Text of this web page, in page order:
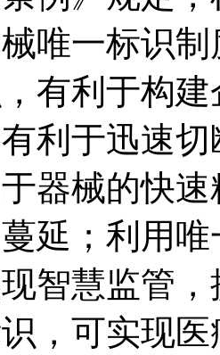
唯一标识
有利于构
利于迅速
器械的快
延；利用
智慧监管
，可实现